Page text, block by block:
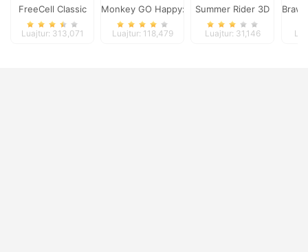
FreeCell Classic
Luajtur: 313,071
Monkey GO Happy: Stage 2
Luajtur: 118,479
Summer Rider 3D
Luajtur: 31,146